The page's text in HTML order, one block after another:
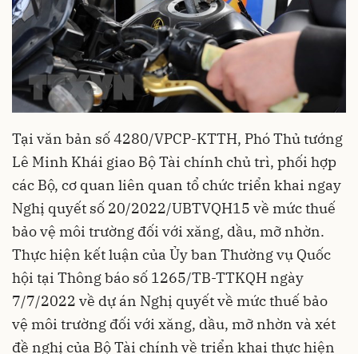
Tại văn bản số 4280/VPCP-KTTH, Phó Thủ tướng
Lê Minh Khái giao Bộ Tài chính chủ trì, phối hợp
các Bộ, cơ quan liên quan tổ chức triển khai ngay
Nghị quyết số 20/2022/UBTVQH15 về mức thuế
bảo vệ môi trường đối với xăng, dầu, mỡ nhờn.
Thực hiện kết luận của Ủy ban Thường vụ Quốc
hội tại Thông báo số 1265/TB-TTKQH ngày
7/7/2022 về dự án Nghị quyết về mức thuế bảo
vệ môi trường đối với xăng, dầu, mỡ nhờn và xét
đề nghị của Bộ Tài chính về triển khai thực hiện